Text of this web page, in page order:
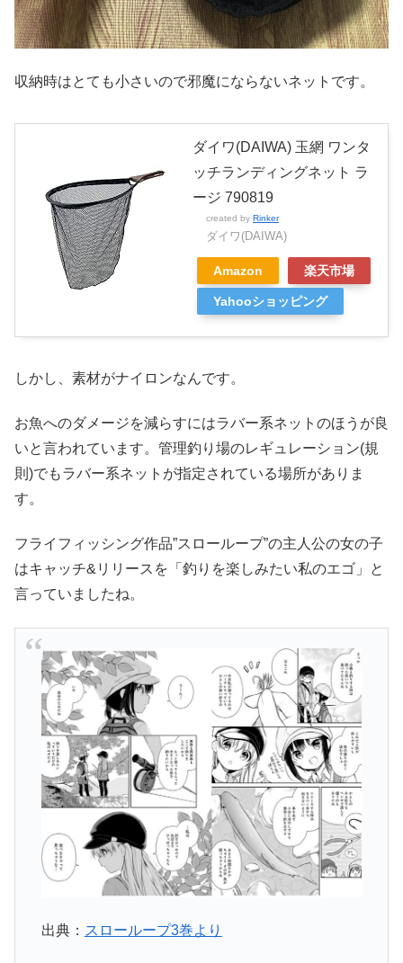
収納時はとても小さいので邪魔にならないネットです。
ダイワ(DAIWA) 玉網 ワンタ
ッチランディングネット ラ
ージ 790819
created by Rinker
ダイワ(DAIWA)
Amazon 楽天市場
Yahooショッピング
しかし、素材がナイロンなんです。
お魚へのダメージを減らすにはラバー系ネットのほうが良
いと言われています。管理釣り場のレギュレーション(規
則)でもラバー系ネットが指定されている場所がありま
す。
フライフィッシング作品”スローループ”の主人公の女の子
はキャッチ&リリースを「釣りを楽しみたい私のエゴ」と
言っていましたね。
出典： スローループ3巻より